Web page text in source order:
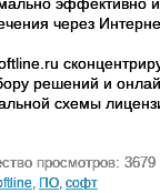
через
решений и
схемы
просмотров: 3679
ПО софт